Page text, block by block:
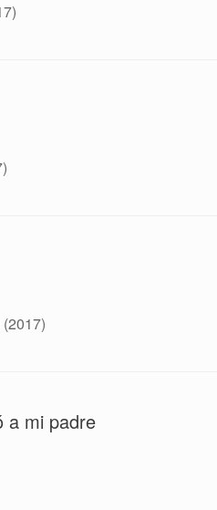
a mi padre